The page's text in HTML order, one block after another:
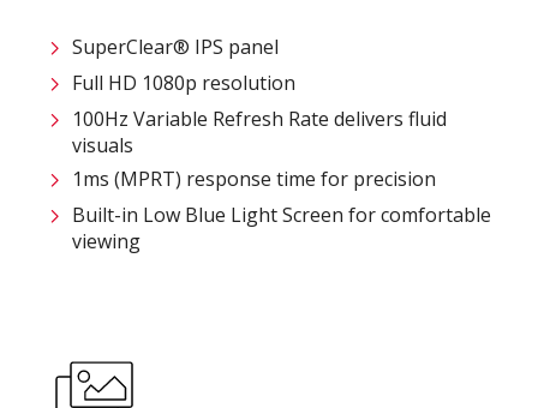
SuperClear® IPS panel
Full HD 1080p resolution
100Hz Variable Refresh Rate delivers fluid
visuals
1ms (MPRT) response time for precision
Built-in Low Blue Light Screen for comfortable
viewing